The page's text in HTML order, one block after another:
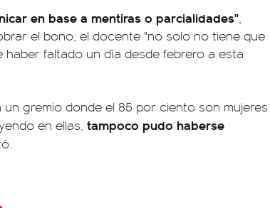
en base a mentiras o parcialidades",
el bono, el docente "no solo no tiene que
faltado un día desde febrero a esta
gremio donde el 85 por ciento son mujeres
en ellas, tampoco pudo haberse